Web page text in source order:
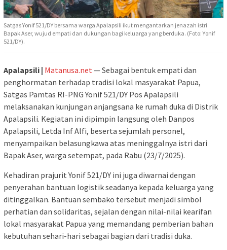
Satgas Yonif 521/DY bersama warga Apalapsili ikut mengantarkan jenazah istri
Bapak Aser, wujud empati dan dukungan bagi keluarga yang berduka. (Foto: Yonif
521/DY).
Apalapsili | Matanusa.net— Sebagai bentuk empati dan
penghormatan terhadap tradisi lokal masyarakat Papua,
Satgas Pamtas RI-PNG Yonif 521/DY Pos Apalapsili
melaksanakan kunjungan anjangsana ke rumah duka di Distrik
Apalapsili. Kegiatan ini dipimpin langsung oleh Danpos
Apalapsili, Letda Inf Alfi, beserta sejumlah personel,
menyampaikan belasungkawa atas meninggalnya istri dari
Bapak Aser, warga setempat, pada Rabu (23/7/2025).
Kehadiran prajurit Yonif 521/DY ini juga diwarnai dengan
penyerahan bantuan logistik seadanya kepada keluarga yang
ditinggalkan. Bantuan sembako tersebut menjadi simbol
perhatian dan solidaritas, sejalan dengan nilai-nilai kearifan
lokal masyarakat Papua yang memandang pemberian bahan
kebutuhan sehari-hari sebagai bagian dari tradisi duka.